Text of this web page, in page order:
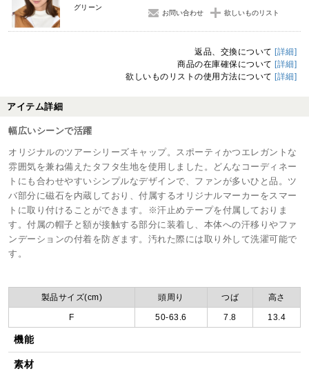
グリーン
お問い合わせ 欲しいものリスト
返品、交換について [詳細]
商品の在庫確保について [詳細]
欲しいものリストの使用方法について [詳細]
アイテム詳細
幅広いシーンで活躍
オリジナルのツアーシリーズキャップ。スポーティかつエレガントな
雰囲気を兼ね備えたタフタ生地を使用しました。どんなコーディネー
トにも合わせやすいシンプルなデザインで、ファンが多いひと品。ツ
バ部分に磁石を内蔵しており、付属するオリジナルマーカーをスマー
トに取り付けることができます。※汗止めテープを付属しておりま
す。付属の帽子と額が接触する部分に装着し、本体への汗移りやファ
ンデーションの付着を防ぎます。汚れた際には取り外して洗濯可能で
す。
製品サイズ(cm) 頭周り つば 高さ
F 50-63.6 7.8 13.4
機能
素材